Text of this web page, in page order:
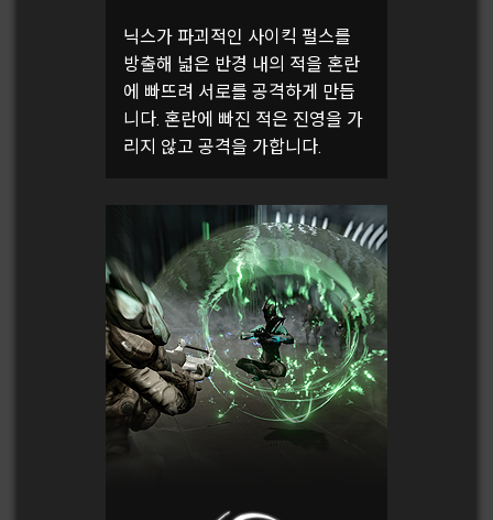
닉스가 파괴적인 사이킥 펄스를
방출해 넓은 반경 내의 적을 혼란
에 빠뜨려 서로를 공격하게 만듭
니다. 혼란에 빠진 적은 진영을 가
리지 않고 공격을 가합니다.